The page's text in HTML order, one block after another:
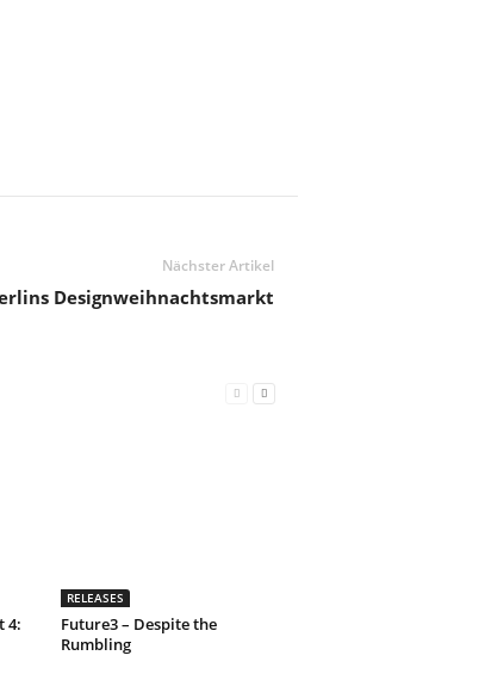
Nächster Artikel
Designweihnachtsmarkt
4:
RELEASES
Future3 – Despite the
Rumbling